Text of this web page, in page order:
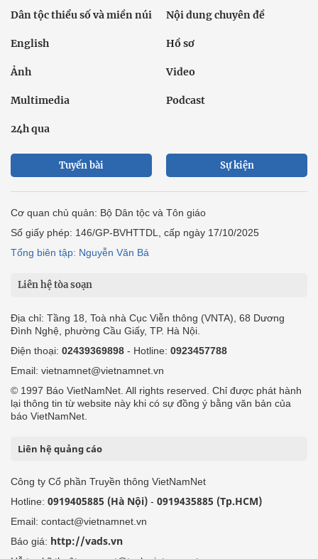
Dân tộc thiểu số và miền núi Nội dung chuyên đề
English Hồ sơ
Ảnh Video
Multimedia Podcast
24h qua
Tuyến bài Sự kiện
Cơ quan chủ quản: Bộ Dân tộc và Tôn giáo
Số giấy phép: 146/GP-BVHTTDL, cấp ngày 17/10/2025
Tổng biên tập: Nguyễn Văn Bá
Liên hệ tòa soạn
Địa chỉ: Tầng 18, Toà nhà Cục Viễn thông (VNTA), 68 Dương
Đình Nghệ, phường Cầu Giấy, TP. Hà Nội.
Điện thoại: 02439369898 - Hotline: 0923457788
Email: vietnamnet@vietnamnet.vn
© 1997 Báo VietNamNet. All rights reserved. Chỉ được phát hành
lại thông tin từ website này khi có sự đồng ý bằng văn bản của
báo VietNamNet.
Liên hệ quảng cáo
Công ty Cổ phần Truyền thông VietNamNet
Hotline: 0919405885 (Hà Nội) - 0919435885 (Tp.HCM)
Email: contact@vietnamnet.vn
Báo giá: http://vads.vn